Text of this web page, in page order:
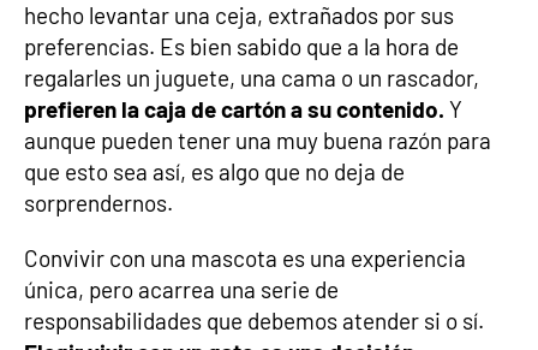
hecho levantar una ceja, extrañados por sus
preferencias. Es bien sabido que a la hora de
regalarles un juguete, una cama o un rascador,
prefieren la caja de cartón a su contenido. Y
aunque pueden tener una muy buena razón para
que esto sea así, es algo que no deja de
sorprendernos.
Convivir con una mascota es una experiencia
única, pero acarrea una serie de
responsabilidades que debemos atender si o sí.